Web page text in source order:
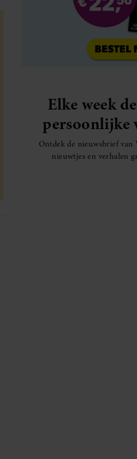
ROYALTY
Elke week
persoonlijke
Ontdek de nieuwsbrief
nieuwtjes en verhalen